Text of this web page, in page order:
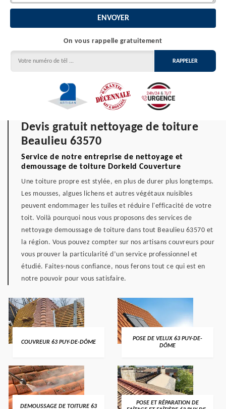
On vous rappelle gratuitement
Devis gratuit nettoyage de toiture
Beaulieu 63570
Service de notre entreprise de nettoyage et
demoussage de toiture Dorkeld Couverture
Une toiture propre est stylée, en plus de durer plus longtemps.
Les mousses, algues lichens et autres végétaux nuisibles
peuvent endommager les tuiles et réduire l'efficacité de votre
toit. Voilà pourquoi nous vous proposons des services de
nettoyage demoussage de toiture dans tout Beaulieu 63570 et
la région. Vous pouvez compter sur nos artisans couvreurs pour
vous prouver la particularité d’un service professionnel et
étudié. Faites-nous confiance, nous ferons tout ce qui est en
notre pouvoir pour vous satisfaire.
COUVREUR 63 PUY-DE-DÔME
POSE DE VELUX 63 PUY-DE-
DÔME
DEMOUSSAGE DE TOITURE 63
POSE ET RÉPARATION DE